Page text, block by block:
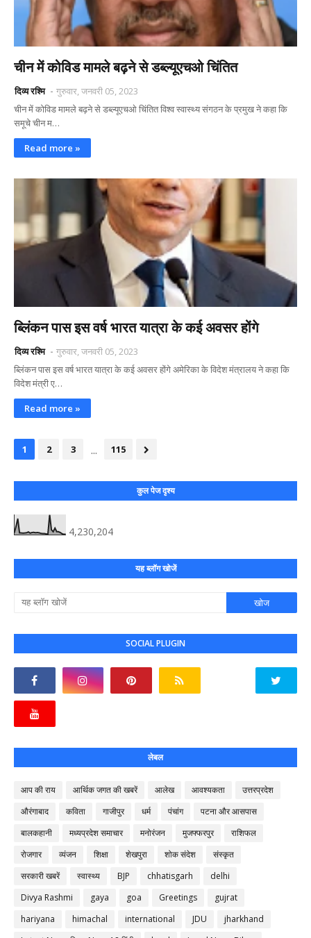
चीन में कोविड मामले बढ़ने से डब्ल्यूएचओ चिंतित
दिव्य रश्मि
गुरुवार, जनवरी 05, 2023
चीन में कोविड मामले बढ़ने से डब्ल्यूएचओ चिंतित विश्व स्वास्थ्य संगठन के प्रमुख ने कहा कि
समूचे चीन म…
Read more »
ब्लिंकन पास इस वर्ष भारत यात्रा के कई अवसर होंगे
दिव्य रश्मि
गुरुवार, जनवरी 05, 2023
ब्लिंकन पास इस वर्ष भारत यात्रा के कई अवसर होंगे अमेरिका के विदेश मंत्रालय ने कहा कि
विदेश मंत्री ए…
Read more »
1 2 3 ... 115
कुल पेज दृश्य
4,230,204
यह ब्लॉग खोजें
SOCIAL PLUGIN
लेबल
आप की राय आर्थिक जगत की खबरें आलेख आवश्यकता
उत्तरप्रदेश
औरंगाबाद
कविता गाजीपुर धर्म पंचांग
पटना और आसपास
बालकहानी
मध्यप्रदेश समाचार मनोरंजन मुजफ्फरपुर
राशिफल
रोजगार
व्यंजन शिक्षा शेखपुरा शोक संदेश
संस्कृत
सरकारी खबरें
स्वास्थ्य BJP chhatisgarh
delhi
Divya Rashmi
gaya goa Greetings
gujrat
hariyana
himachal international JDU
jharkhand